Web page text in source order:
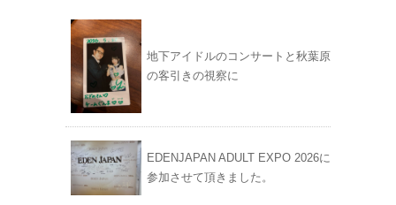
地下アイドルのコンサートと秋葉原
の客引きの視察に
EDENJAPAN ADULT EXPO 2026に
参加させて頂きました。